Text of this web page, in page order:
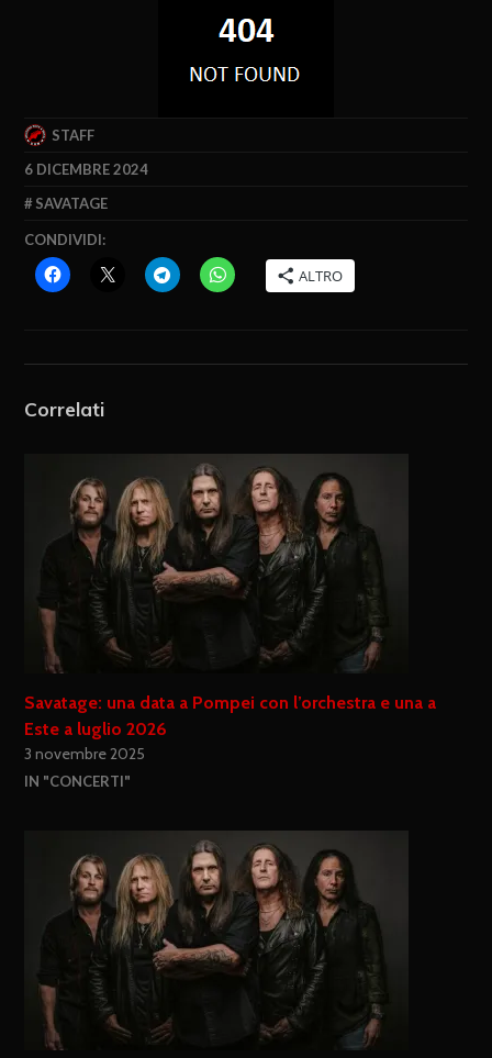
STAFF
6 DICEMBRE 2024
SAVATAGE
CONDIVIDI:
ALTRO
Correlati
Savatage: una data a Pompei con l’orchestra e una a
Este a luglio 2026
3 novembre 2025
IN "CONCERTI"